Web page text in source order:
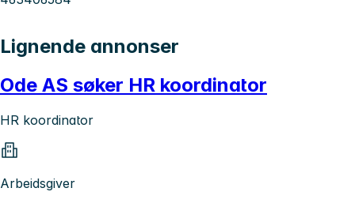
Lignende annonser
Ode AS søker HR koordinator
HR koordinator
Arbeidsgiver